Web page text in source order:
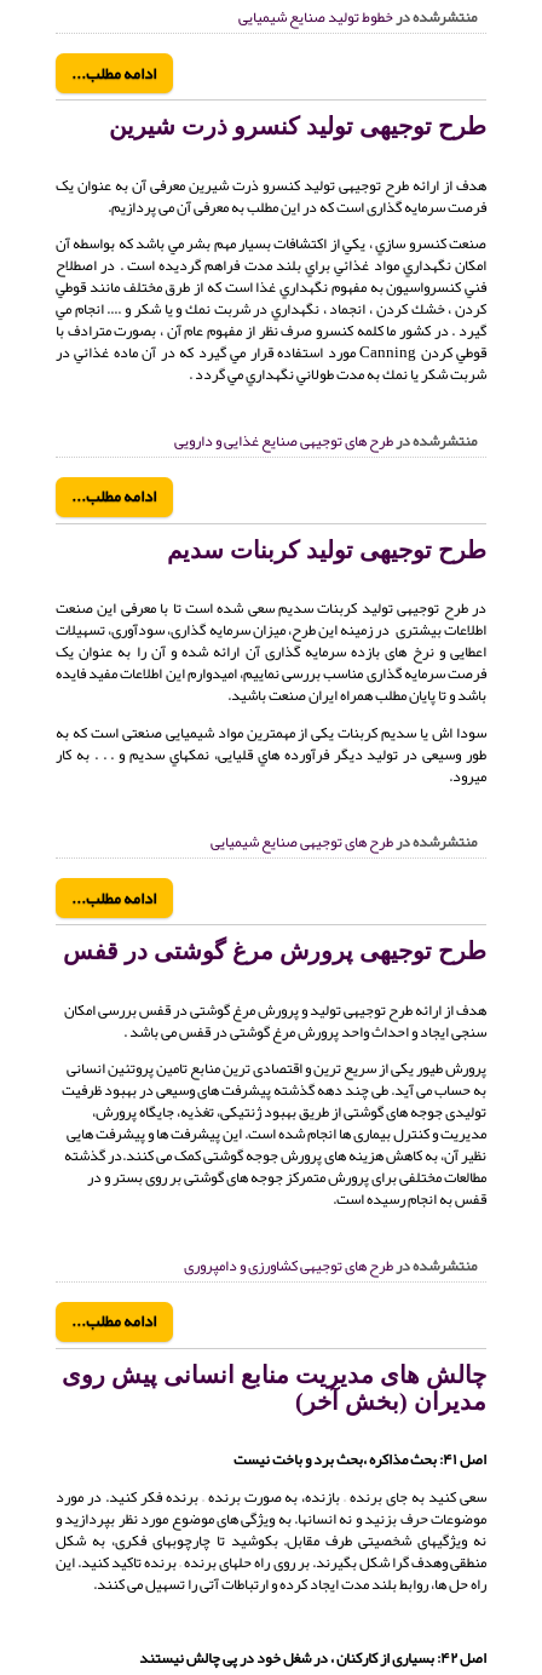
منتشرشده درخطوط تولید صنایع شیمیایی
ادامه مطلب...
طرح توجیهی تولید کنسرو ذرت شیرین
هدف از ارائه طرح توجیهی تولید کنسرو ذرت شیرین معرفی آن به عنوان یک
فرصت سرمایه گذاری است که در این مطلب به معرفی آن می پردازیم.
صنعت كنسرو سازي ، يكي از اكتشافات بسيار مهم بشر مي باشد كه بواسطه آن
امكان نگهداري مواد غذائي براي بلند مدت فراهم گرديده است . در اصطلاح
فني كنسرواسيون به مفهوم نگهداري غذا است كه از طرق مختلف مانند قوطي
كردن ، خشك كردن ، انجماد ، نگهداري در شربت نمك و يا شكر و .... انجام مي
گيرد . در كشور ما كلمه كنسرو صرف نظر از مفهوم عام آن ، بصورت مترادف با
قوطي كردن Canning مورد استفاده قرار مي گيرد كه در آن ماده غذائي در
شربت شكر يا نمك به مدت طولاني نگهداري مي گردد .
منتشرشده درطرح های توجیهی صنایع غذایی و دارویی
ادامه مطلب...
طرح توجیهی تولید کربنات سدیم
در طرح توجیهی تولید کربنات سدیم سعی شده است تا با معرفی این صنعت
اطلاعات بیشتری در زمینه این طرح، میزان سرمایه گذاری، سودآوری، تسهیلات
اعطایی و نرخ های بازده سرمایه گذاری آن ارائه شده و آن را به عنوان یک
فرصت سرمایه گذاری مناسب بررسی نماییم، امیدوارم این اطلاعات مفید فایده
باشد و تا پایان مطلب همراه ایران صنعت باشید.
سودا اش یا سدیم کربنات یکی از مهمترین مواد شیمیایی صنعتی است که به
طور وسیعی در تولید دیگر فرآورده هاي قلیایی، نمکهاي سدیم و . . . به کار
میرود.
منتشرشده درطرح های توجیهی صنایع شیمیایی
ادامه مطلب...
طرح توجیهی پرورش مرغ گوشتی در قفس
هدف از ارائه طرح توجیهی تولید و پرورش مرغ گوشتی در قفس بررسی امکان
سنجی ایجاد و احداث واحد پرورش مرغ گوشتی در قفس می باشد .
پرورش طیور یکی از سریع ترین و اقتصادی ترین منابع تامین پروتئین انسانی
به حساب می آید. طی چند دهه گذشته پیشرفت های وسیعی در بهبود ظرفیت
تولیدی جوجه های گوشتی از طریق بهبود ژنتیکی، تغذیه، جایگاه پرورش،
مدیریت و کنترل بیماری ها انجام شده است. این پیشرفت ها و پیشرفت هایی
نظیر آن، به کاهش هزینه های پرورش جوجه گوشتی کمک می کنند.در گذشته
مطالعات مختلفی برای پرورش متمرکز جوجه های گوشتی بر روی بستر و در
قفس به انجام رسیده است.
منتشرشده درطرح های توجیهی کشاورزی و دامپروری
ادامه مطلب...
چالش های مدیریت منابع انسانی پیش روی
مدیران (بخش آخر)
اصل۴۱: بحث مذاکره ،بحث برد و باخت نیست
سعی کنید به جای برنده – بازنده، به صورت برنده – برنده فکر کنید. در مورد
موضوعات حرف بزنید و نه انسانها. به ویژگی های موضوع مورد نظر بپردازید و
نه ویژگیهای شخصیتی طرف مقابل. بکوشید تا چارچوبهای فکری، به شکل
منطقی وهدف گرا شکل بگیرند. بر روی راه حلهای برنده – برنده تاکید کنید. این
راه حل ها، روابط بلند مدت ایجاد کرده و ارتباطات آتی را تسهیل می کنند.
اصل۴۲: بسیاری از کارکنان ، در شغل خود در پی چالش نیستند